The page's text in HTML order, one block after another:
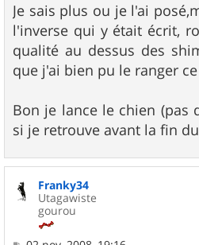
Je sais plus ou je l'ai
l'inverse qui y était écrit,
qualité au dessus des
que j'ai bien pu le ranger
Bon je lance le chien (pas
si je retrouve avant la fin
Franky34
Utagawiste
gourou